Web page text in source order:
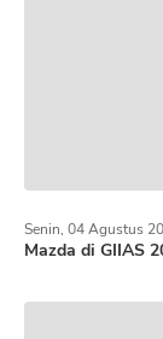
Mazda di GIIAS
Senin, 04 Agustus